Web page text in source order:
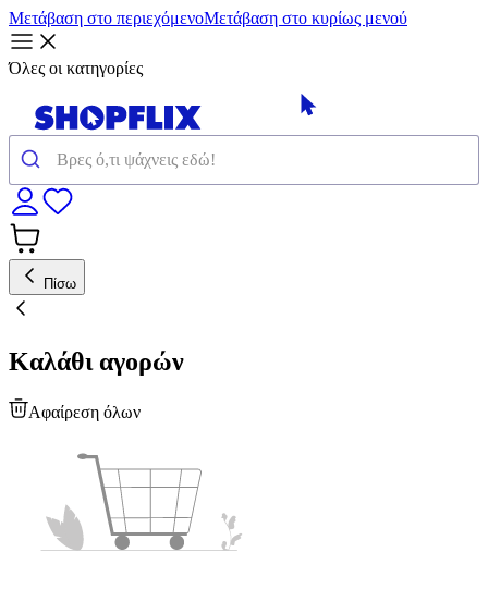
Μετάβαση στο περιεχόμενοΜετάβαση στο κυρίως μενού
Όλες οι κατηγορίες
Πίσω
Καλάθι αγορών
Αφαίρεση όλων